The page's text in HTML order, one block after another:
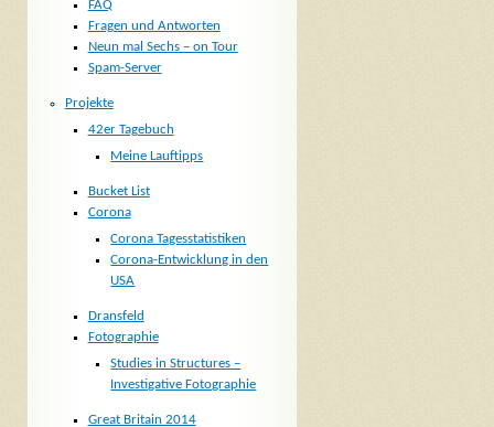
FAQ
Fragen und Antworten
Neun mal Sechs – on Tour
Spam-Server
Projekte
42er Tagebuch
Meine Lauftipps
Bucket List
Corona
Corona Tagesstatistiken
Corona-Entwicklung in den
USA
Dransfeld
Fotographie
Studies in Structures –
Investigative Fotographie
Great Britain 2014